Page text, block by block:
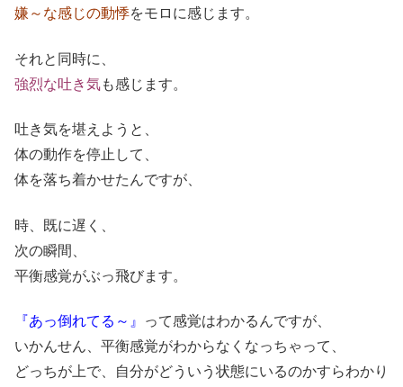
嫌～な感じの動悸をモロに感じます。
それと同時に、
強烈な吐き気も感じます。
吐き気を堪えようと、
体の動作を停止して、
体を落ち着かせたんですが、
時、既に遅く、
次の瞬間、
平衡感覚がぶっ飛びます。
『あっ倒れてる～』
って感覚はわかるんですが、
いかんせん、平衡感覚がわからなくなっちゃって、
どっちが上で、自分がどういう状態にいるのかすらわかり